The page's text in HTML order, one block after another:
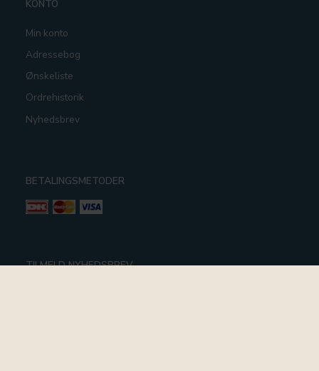
KONTO
Min konto
Adressebog
Ønskeliste
Ordrehistorik
Nyhedsbrev
BETALINGSMETODER
TILMELD NYHEDSBREV